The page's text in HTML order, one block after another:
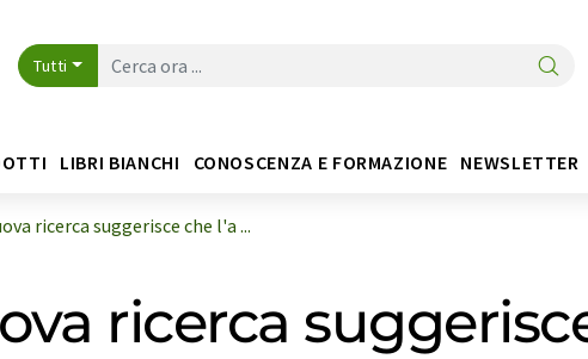
Tutti
LIBRI BIANCHI CONOSCENZA E FORMAZIONE NEWSLETTER
ricerca suggerisce che l'a ...
ricerca